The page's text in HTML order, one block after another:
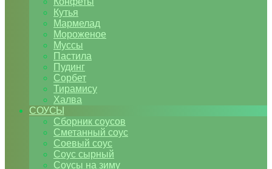
Кутья
Мармелад
Мороженое
Муссы
Пастила
Пудинг
Сорбет
Тирамису
Халва
СОУСЫ
Сборник соусов
Сметанный соус
Соевый соус
Соус сырный
Соусы на зиму